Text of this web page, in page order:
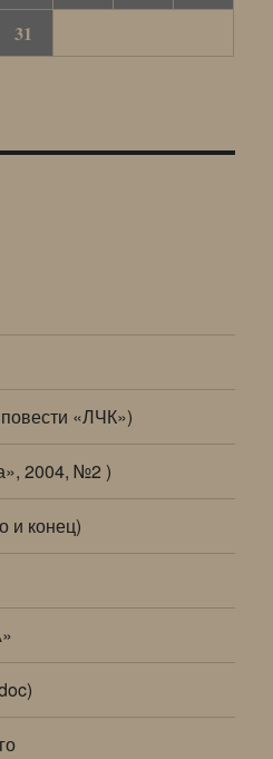
31
«ЛЧК»)
2004, №2 )
и конец)